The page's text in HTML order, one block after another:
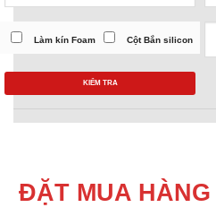
Làm kín Foam Cột Bắn silicon
KIỂM TRA
ĐẶT MUA